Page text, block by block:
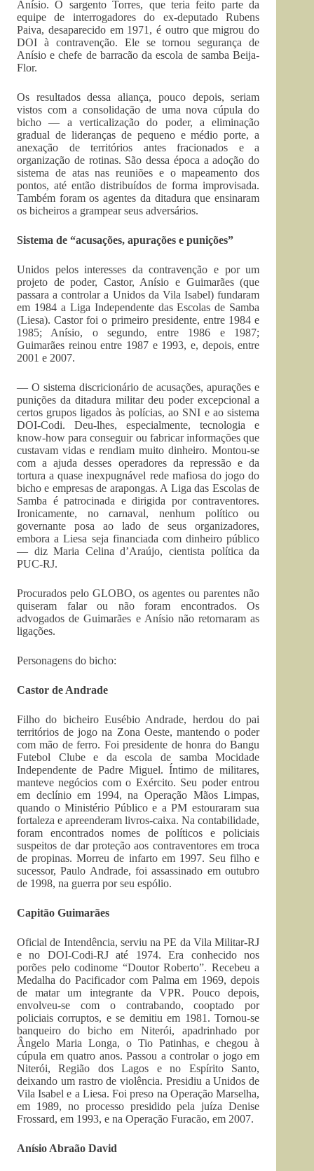
Anísio. O sargento Torres, que teria feito parte da
equipe de interrogadores do ex-deputado Rubens
Paiva, desaparecido em 1971, é outro que migrou do
DOI à contravenção. Ele se tornou segurança de
Anísio e chefe de barracão da escola de samba Beija-
Flor.
Os resultados dessa aliança, pouco depois, seriam
vistos com a consolidação de uma nova cúpula do
bicho — a verticalização do poder, a eliminação
gradual de lideranças de pequeno e médio porte, a
anexação de territórios antes fracionados e a
organização de rotinas. São dessa época a adoção do
sistema de atas nas reuniões e o mapeamento dos
pontos, até então distribuídos de forma improvisada.
Também foram os agentes da ditadura que ensinaram
os bicheiros a grampear seus adversários.
Sistema de “acusações, apurações e punições”
Unidos pelos interesses da contravenção e por um
projeto de poder, Castor, Anísio e Guimarães (que
passara a controlar a Unidos da Vila Isabel) fundaram
em 1984 a Liga Independente das Escolas de Samba
(Liesa). Castor foi o primeiro presidente, entre 1984 e
1985; Anísio, o segundo, entre 1986 e 1987;
Guimarães reinou entre 1987 e 1993, e, depois, entre
2001 e 2007.
— O sistema discricionário de acusações, apurações e
punições da ditadura militar deu poder excepcional a
certos grupos ligados às polícias, ao SNI e ao sistema
DOI-Codi. Deu-lhes, especialmente, tecnologia e
know-how para conseguir ou fabricar informações que
custavam vidas e rendiam muito dinheiro. Montou-se
com a ajuda desses operadores da repressão e da
tortura a quase inexpugnável rede mafiosa do jogo do
bicho e empresas de arapongas. A Liga das Escolas de
Samba é patrocinada e dirigida por contraventores.
Ironicamente, no carnaval, nenhum político ou
governante posa ao lado de seus organizadores,
embora a Liesa seja financiada com dinheiro público
— diz Maria Celina d’Araújo, cientista política da
PUC-RJ.
Procurados pelo GLOBO, os agentes ou parentes não
quiseram falar ou não foram encontrados. Os
advogados de Guimarães e Anísio não retornaram as
ligações.
Personagens do bicho:
Castor de Andrade
Filho do bicheiro Eusébio Andrade, herdou do pai
territórios de jogo na Zona Oeste, mantendo o poder
com mão de ferro. Foi presidente de honra do Bangu
Futebol Clube e da escola de samba Mocidade
Independente de Padre Miguel. Íntimo de militares,
manteve negócios com o Exército. Seu poder entrou
em declínio em 1994, na Operação Mãos Limpas,
quando o Ministério Público e a PM estouraram sua
fortaleza e apreenderam livros-caixa. Na contabilidade,
foram encontrados nomes de políticos e policiais
suspeitos de dar proteção aos contraventores em troca
de propinas. Morreu de infarto em 1997. Seu filho e
sucessor, Paulo Andrade, foi assassinado em outubro
de 1998, na guerra por seu espólio.
Capitão Guimarães
Oficial de Intendência, serviu na PE da Vila Militar-RJ
e no DOI-Codi-RJ até 1974. Era conhecido nos
porões pelo codinome “Doutor Roberto”. Recebeu a
Medalha do Pacificador com Palma em 1969, depois
de matar um integrante da VPR. Pouco depois,
envolveu-se com o contrabando, cooptado por
policiais corruptos, e se demitiu em 1981. Tornou-se
banqueiro do bicho em Niterói, apadrinhado por
Ângelo Maria Longa, o Tio Patinhas, e chegou à
cúpula em quatro anos. Passou a controlar o jogo em
Niterói, Região dos Lagos e no Espírito Santo,
deixando um rastro de violência. Presidiu a Unidos de
Vila Isabel e a Liesa. Foi preso na Operação Marselha,
em 1989, no processo presidido pela juíza Denise
Frossard, em 1993, e na Operação Furacão, em 2007.
Anísio Abraão David